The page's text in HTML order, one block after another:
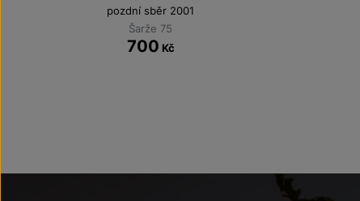
pozdní sběr 2001
Šarže 75
700 Kč